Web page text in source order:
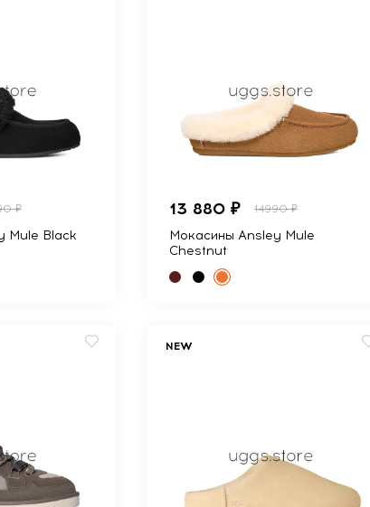
₽
Mule Black
13 880 ₽ 14990 ₽
Мокасины Ansley Mule
Chestnut
NEW